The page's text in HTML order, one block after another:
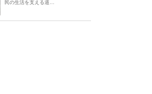
民の生活を支える道…